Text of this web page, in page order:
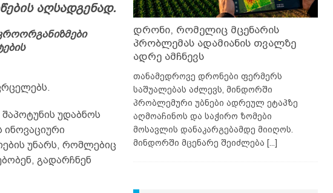
აღსადგენად.
შაპოტუნის უდაბნოს
ინოვაციური
უნარს, რომლებიც
გადარჩნენ
დრონი, რომელიც მცენარის
პრობლემას ადამიანის თვალზე
ადრე ამჩნევს
თანამედროვე დრონები ფერმერს
საშუალებას აძლევს, მინდორში
პრობლემური უბნები ადრეულ ეტაპზე
აღმოაჩინოს და საჭირო ზომები
მოსავლის დანაკარგებამდე მიიღოს.
მინდორში მცენარე შეიძლება [...]